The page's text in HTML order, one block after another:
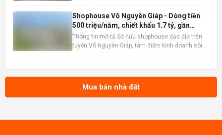
Richmond Phú Xuân đang nổi lên như một lựa
chọn đầu tư và kinh doanh hấp dẫn. Thông tin sản
phẩm nổi bật: Vị trí đắ
Shophouse Võ Nguyên Giáp - Dòng tiền
500 triệu/năm, chiết khấu 1.7 tỷ, gần
AEON Mall
Thông tin mô tả Sở hữu shophouse đắc địa trên
tuyến Võ Nguyên Giáp, tâm điểm kinh doanh sôi
Mua bán nhà đất